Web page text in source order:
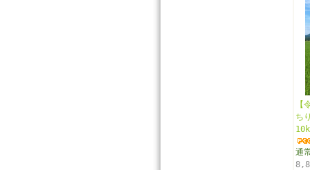
【
ち
通